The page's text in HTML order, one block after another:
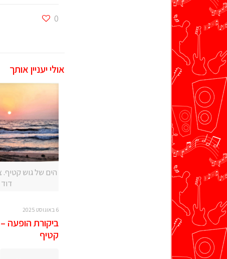
0
אולי יעניין אותך
הים של גוש קטיף.
דוד
6 באוגוסט 2025
ביקורת הופעה
קטיף